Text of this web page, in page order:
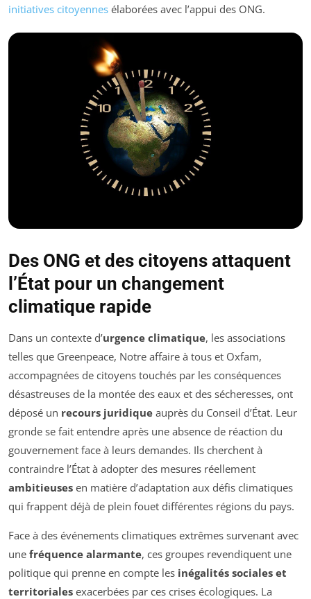
initiatives citoyennes élaborées avec l’appui des ONG.
Des ONG et des citoyens attaquent
l’État pour un changement
climatique rapide
Dans un contexte d’urgence climatique, les associations
telles que Greenpeace, Notre affaire à tous et Oxfam,
accompagnées de citoyens touchés par les conséquences
désastreuses de la montée des eaux et des sécheresses, ont
déposé un recours juridique auprès du Conseil d’État. Leur
gronde se fait entendre après une absence de réaction du
gouvernement face à leurs demandes. Ils cherchent à
contraindre l’État à adopter des mesures réellement
ambitieuses en matière d’adaptation aux défis climatiques
qui frappent déjà de plein fouet différentes régions du pays.
Face à des événements climatiques extrêmes survenant avec
une fréquence alarmante, ces groupes revendiquent une
politique qui prenne en compte les inégalités sociales et
territoriales exacerbées par ces crises écologiques. La